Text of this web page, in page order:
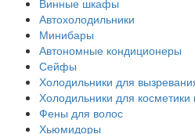
Автохолодильники
Минибары
Автономные кондиционеры
Сейфы
Холодильники для
Холодильники для косметики
Фены для волос
Хьюмидоры